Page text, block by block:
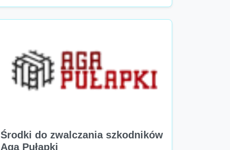
Środki do zwalczania szkodników
Aga Pułapki